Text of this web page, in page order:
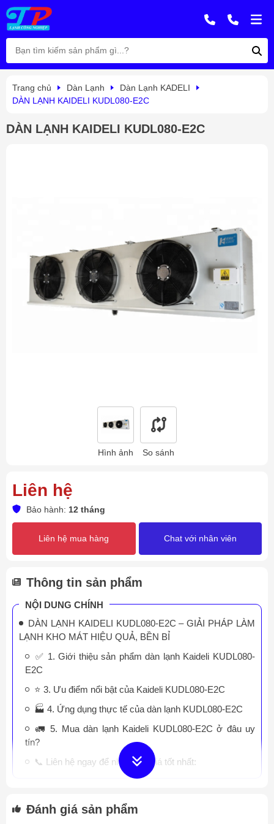
Trang chủ Dàn Lạnh
Dàn Lạnh KADELI
DÀN LẠNH KAIDELI KUDL080-E2C
DÀN LẠNH KAIDELI KUDL080-E2C
Hình ảnh So sánh
Liên hệ
Bảo hành: 12 tháng
Liên hệ mua hàng Chat với nhân viên
Thông tin sản phẩm
NỘI DUNG CHÍNH
DÀN LẠNH KAIDELI KUDL080-E2C – GIẢI PHÁP LÀM
LẠNH KHO MÁT HIỆU QUẢ, BỀN BỈ
✅ 1. Giới thiệu sản phẩm dàn lạnh Kaideli KUDL080-
E2C
⭐ 3. Ưu điểm nổi bật của Kaideli KUDL080-E2C
🏭 4. Ứng dụng thực tế của dàn lạnh KUDL080-E2C
🚛 5. Mua dàn lạnh Kaideli KUDL080-E2C ở đâu uy
tín?
📞 Liên hệ ngay để nhận báo giá tốt nhất:
Đánh giá sản phẩm